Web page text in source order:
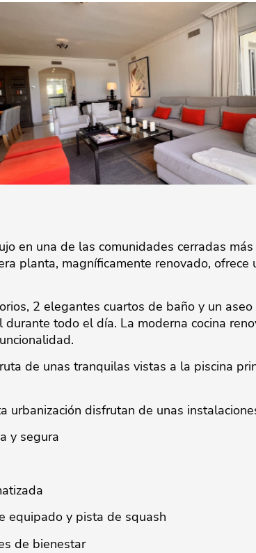
en una de las comunidades cerradas
planta, magníficamente renovado,
2 elegantes cuartos de baño y un
todo el día. La moderna cocina
de unas tranquilas vistas a la piscina
urbanización disfrutan de unas
y segura
equipado y pista de squash
de bienestar